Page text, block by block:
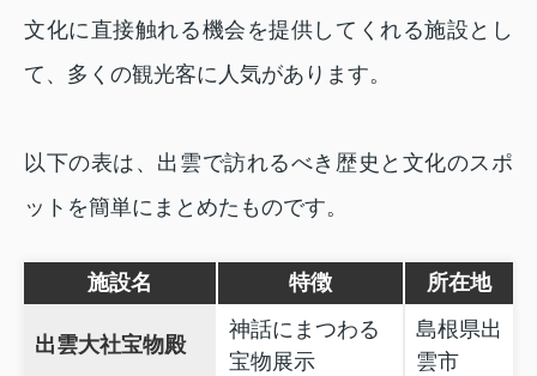
文化に直接触れる機会を提供してくれる施設とし
て、多くの観光客に人気があります。
以下の表は、出雲で訪れるべき歴史と文化のスポ
ットを簡単にまとめたものです。
施設名 特徴 所在地
出雲大社宝物殿
神話にまつわる
宝物展示
島根県出
雲市